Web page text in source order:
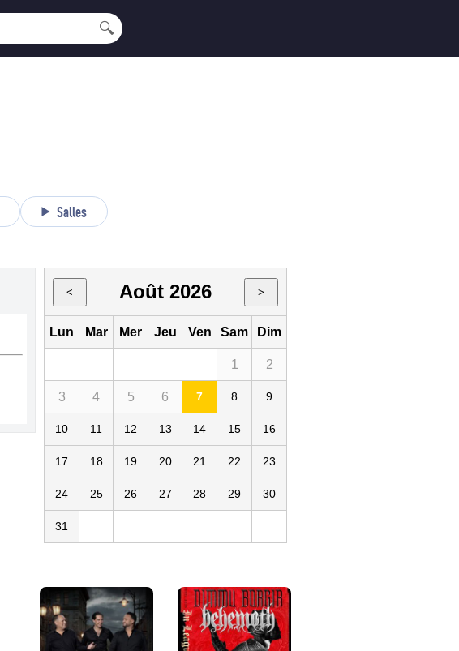
🔍
Salles
< Août 2026 >
Lun Mar Mer Jeu Ven Sam Dim
1 2
3 4 5 6 7 8 9
10 11 12 13 14 15 16
17 18 19 20 21 22 23
24 25 26 27 28 29 30
31